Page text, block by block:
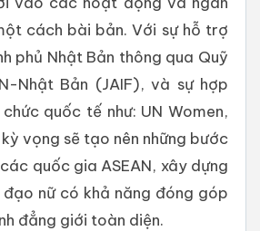
cách bài bản. Với sự hỗ trợ
phủ Nhật Bản thông qua Quỹ
Nhật Bản (JAIF), và sự hợp
quốc tế như: UN Women,
vọng sẽ tạo nên những bước
quốc gia ASEAN, xây dựng
nữ có khả năng đóng góp
đẳng giới toàn diện.